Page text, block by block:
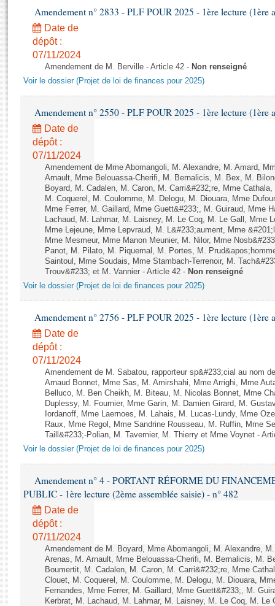
Propositions de loi
Amendements
Textes adoptés
Rapports d'information
Rapports sur l'application des lois
Baromètre de l’application des lois
Dossiers législatifs
Budget et sécurité sociale
Questions écrites et orales
Comptes rendus des débats
Histoire
Juniors
Anciennes législatures
Liens vers les sites publics
Photos libres de droit
Amendement n° 2833 - PLF POUR 2025 - 1ère lecture (1ère
Date de
dépôt :
07/11/2024
Amendement de M. Berville - Article 42 - Non renseigné
Voir le dossier (Projet de loi de finances pour 2025)
Amendement n° 2550 - PLF POUR 2025 - 1ère lecture (1ère
Date de
dépôt :
07/11/2024
Amendement de Mme Abomangoli, M. Alexandre, M. Amard,
Arnault, Mme Belouassa-Cherifi, M. Bernalicis, M. Bex, M.
Boyard, M. Cadalen, M. Caron, M. Carri&#232;re, Mme
M. Coquerel, M. Coulomme, M. Delogu, M. Diouara, Mme
Mme Ferrer, M. Gaillard, Mme Guett&#233;, M. Guiraud, Mme
Lachaud, M. Lahmar, M. Laisney, M. Le Coq, M. Le Gall, Mme
Mme Lejeune, Mme Lepvraud, M. L&#233;aument, Mme
Mme Mesmeur, Mme Manon Meunier, M. Nilor, Mme
Panot, M. Pilato, M. Piquemal, M. Portes, M.
Saintoul, Mme Soudais, Mme Stambach-Terrenoir, M.
Trouv&#233; et M. Vannier - Article 42 - Non renseigné
Voir le dossier (Projet de loi de finances pour 2025)
Amendement n° 2756 - PLF POUR 2025 - 1ère lecture (1ère
Date de
dépôt :
07/11/2024
Amendement de M. Sabatou, rapporteur sp&#233;cial au nom
Arnaud Bonnet, Mme Sas, M. Amirshahi, Mme Arrighi, Mme
Belluco, M. Ben Cheikh, M. Biteau, M. Nicolas Bonnet, Mme
Duplessy, M. Fournier, Mme Garin, M. Damien Girard, M.
Iordanoff, Mme Laernoes, M. Lahais, M. Lucas-Lundy, Mme
Raux, Mme Regol, Mme Sandrine Rousseau, M. Ruffin, Mme
Taill&#233;-Polian, M. Tavernier, M. Thierry et Mme Voynet -
Voir le dossier (Projet de loi de finances pour 2025)
Amendement n° 4 - PORTANT RÉFORME DU
PUBLIC - 1ère lecture (2ème assemblée saisie) - n° 482
Date de
dépôt :
07/11/2024
Amendement de M. Boyard, Mme Abomangoli, M. Alexandre,
Arenas, M. Arnault, Mme Belouassa-Cherifi, M. Bernalicis, M.
Boumertit, M. Cadalen, M. Caron, M. Carri&#232;re, Mme
Clouet, M. Coquerel, M. Coulomme, M. Delogu, M. Diouara,
Fernandes, Mme Ferrer, M. Gaillard, Mme Guett&#233;, M.
Kerbrat, M. Lachaud, M. Lahmar, M. Laisney, M. Le Coq, M. Le